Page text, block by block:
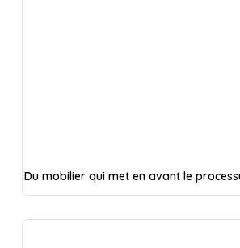
Du mobilier qui met en avant le